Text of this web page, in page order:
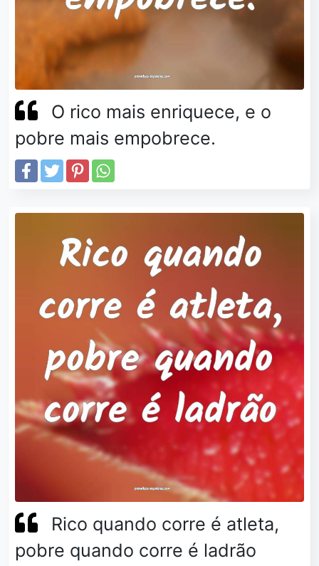
O rico mais enriquece, e o
pobre mais empobrece.
Rico quando corre é atleta,
pobre quando corre é ladrão